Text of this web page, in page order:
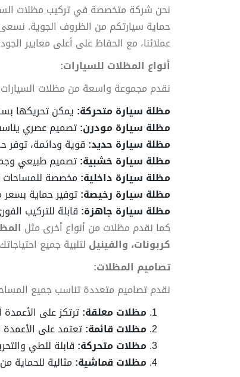
نحن شركة متخصصة في تركيب مظلات
حماية سيارتكم من الظروف الجوية.
عملائنا، مع الحفاظ على أعلى معايير
أنواع المظلات للسيارات:
نقدم مجموعة واسعة من مظلات السيارات،
مظلة سيارة متحركة: يمكن تحريكها
مظلة سيارة مودرن:تصميم عصري
مظلة سيارة حديد: قوية ودائمة، توفر
مظلة سيارة خشبية:تصميم طبيعي
مظلة سيارة داخلية:مخصصة للمساحات
مظلة سيارة رخيصة:توفير حماية
مظلة سيارة جاهزة: قابلة للتركيب
كما نقدم مظلات من أنواع أخرى مثل
كربونات، والفينيل لتلبية جميع
تصاميم المظلات:
نقدم تصاميم متعددة تناسب جميع
مظلات معلقة:ترتكز على
مظلات قائمة:تعتمد على الأعمدة
مظلات متحركة: قابلة للطي
مظلات قماشية:مثالية